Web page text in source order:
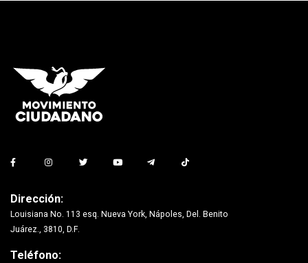
Dirección:
Louisiana No. 113 esq. Nueva York, Nápoles, Del. Benito
Juárez., 3810, D.F.
Teléfono: